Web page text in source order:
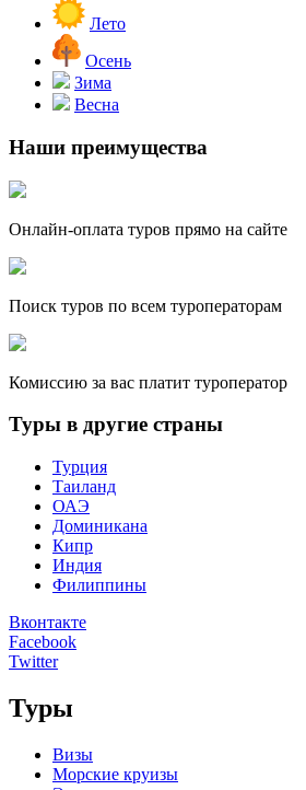
Лето
Осень
Зима
Весна
Наши преимущества
Онлайн-оплата туров прямо на сайте
Поиск туров по всем туроператорам
Комиссию за вас платит туроператор
Туры в другие страны
Турция
Таиланд
ОАЭ
Доминикана
Кипр
Индия
Филиппины
Вконтакте
Facebook
Twitter
Туры
Визы
Морские круизы